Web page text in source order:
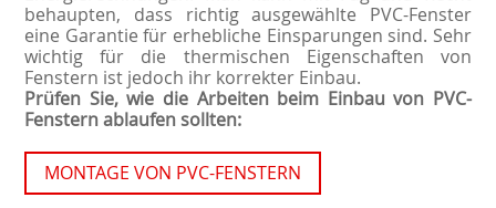
behaupten, dass richtig ausgewählte PVC-Fenster
eine Garantie für erhebliche Einsparungen sind. Sehr
wichtig für die thermischen Eigenschaften von
Fenstern ist jedoch ihr korrekter Einbau.
Prüfen Sie, wie die Arbeiten beim Einbau von PVC-
Fenstern ablaufen sollten:
MONTAGE VON PVC-FENSTERN